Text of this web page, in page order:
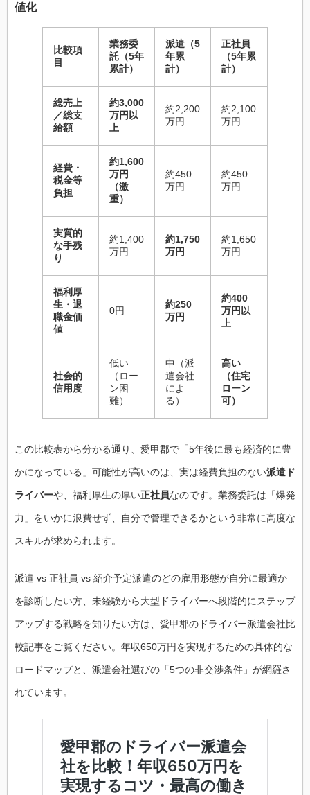
値化
比較項
目
業務委
託（5年
累計）
派遣（5
年累
計）
正社員
（5年累
計）
総売上
／総支
給額
約3,000
万円以
上
約2,200
万円
約2,100
万円
経費・
税金等
負担
約1,600
万円
（激
重）
約450
万円
約450
万円
実質的
な手残
り
約1,400
万円
約1,750
万円
約1,650
万円
福利厚
生・退
職金価
値
0円
約250
万円
約400
万円以
上
社会的
信用度
低い
（ロー
ン困
難）
中（派
遣会社
によ
る）
高い
（住宅
ローン
可）
この比較表から分かる通り、愛甲郡で「5年後に最も経済的に豊
かになっている」可能性が高いのは、実は経費負担のない派遣ド
ライバーや、福利厚生の厚い正社員なのです。業務委託は「爆発
力」をいかに浪費せず、自分で管理できるかという非常に高度な
スキルが求められます。
派遣 vs 正社員 vs 紹介予定派遣のどの雇用形態が自分に最適か
を診断したい方、未経験から大型ドライバーへ段階的にステップ
アップする戦略を知りたい方は、愛甲郡のドライバー派遣会社比
較記事をご覧ください。年収650万円を実現するための具体的な
ロードマップと、派遣会社選びの「5つの非交渉条件」が網羅さ
れています。